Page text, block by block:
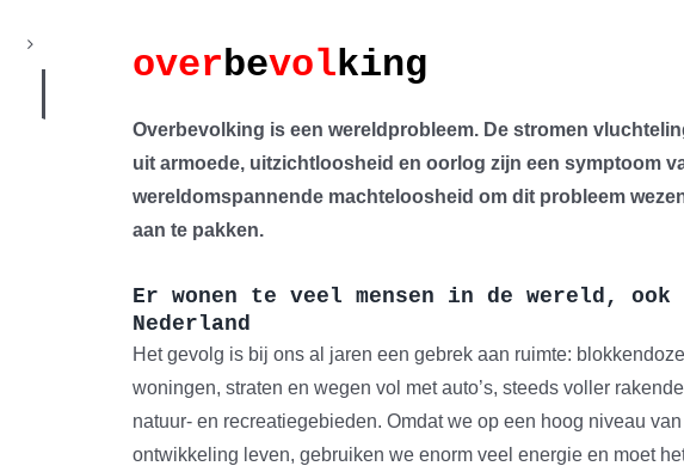
overbevolking
Overbevolking is een wereldprobleem. De stromen
uit armoede, uitzichtloosheid en oorlog zijn een symptoom
wereldomspannende machteloosheid om dit probleem
aan te pakken.
Er wonen te veel mensen in de wereld, ook
Nederland
Het gevolg is bij ons al jaren een gebrek aan ruimte:
woningen, straten en wegen vol met auto’s, steeds voller rakende
natuur- en recreatiegebieden. Omdat we op een hoog niveau van
ontwikkeling leven, gebruiken we enorm veel energie en moet